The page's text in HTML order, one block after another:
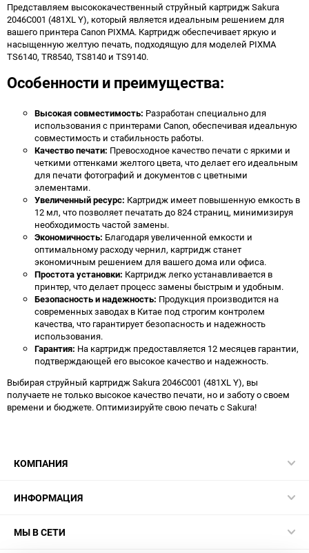
Представляем высококачественный струйный картридж Sakura
2046C001 (481XL Y), который является идеальным решением для
вашего принтера Canon PIXMA. Картридж обеспечивает яркую и
насыщенную желтую печать, подходящую для моделей PIXMA
TS6140, TR8540, TS8140 и TS9140.
Особенности и преимущества:
Высокая совместимость: Разработан специально для
использования с принтерами Canon, обеспечивая идеальную
совместимость и стабильность работы.
Качество печати: Превосходное качество печати с яркими и
четкими оттенками желтого цвета, что делает его идеальным
для печати фотографий и документов с цветными
элементами.
Увеличенный ресурс: Картридж имеет повышенную емкость в
12 мл, что позволяет печатать до 824 страниц, минимизируя
необходимость частой замены.
Экономичность: Благодаря увеличенной емкости и
оптимальному расходу чернил, картридж станет
экономичным решением для вашего дома или офиса.
Простота установки: Картридж легко устанавливается в
принтер, что делает процесс замены быстрым и удобным.
Безопасность и надежность: Продукция производится на
современных заводах в Китае под строгим контролем
качества, что гарантирует безопасность и надежность
использования.
Гарантия: На картридж предоставляется 12 месяцев гарантии,
подтверждающей его высокое качество и надежность.
Выбирая струйный картридж Sakura 2046C001 (481XL Y), вы
получаете не только высокое качество печати, но и заботу о своем
времени и бюджете. Оптимизируйте свою печать с Sakura!
КОМПАНИЯ
ИНФОРМАЦИЯ
МЫ В СЕТИ